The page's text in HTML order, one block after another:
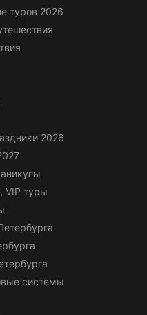
туров 2026
2026
VIP туры
системы